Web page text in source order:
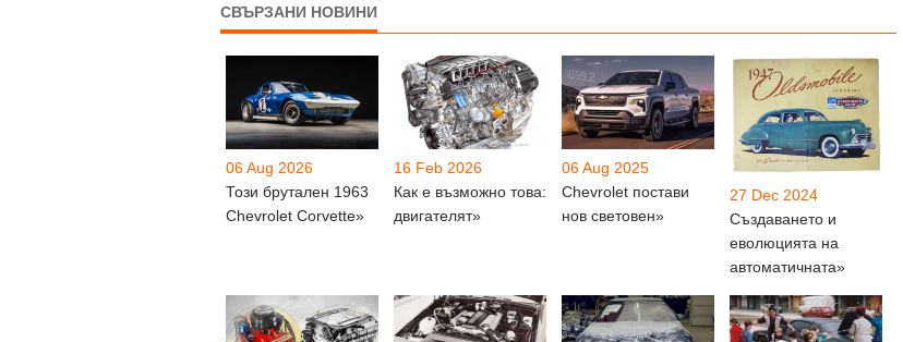
СВЪРЗАНИ НОВИНИ
06 Aug 2026
Този брутален 1963
Chevrolet Corvette»
16 Feb 2026
Как е възможно това:
двигателят»
06 Aug 2025
Chevrolet постави
нов световен»
27 Dec 2024
Създаването и
еволюцията на
автоматичната»